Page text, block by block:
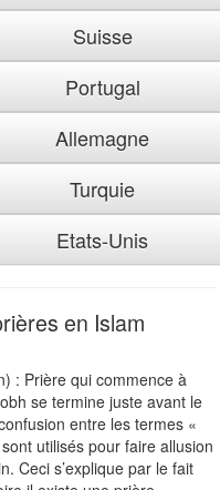
Suisse
Portugal
Allemagne
Turquie
Etats-Unis
en Islam
: Prière qui commence à
se termine juste avant le
entre les termes «
utilisés pour faire allusion
Ceci s’explique par le fait